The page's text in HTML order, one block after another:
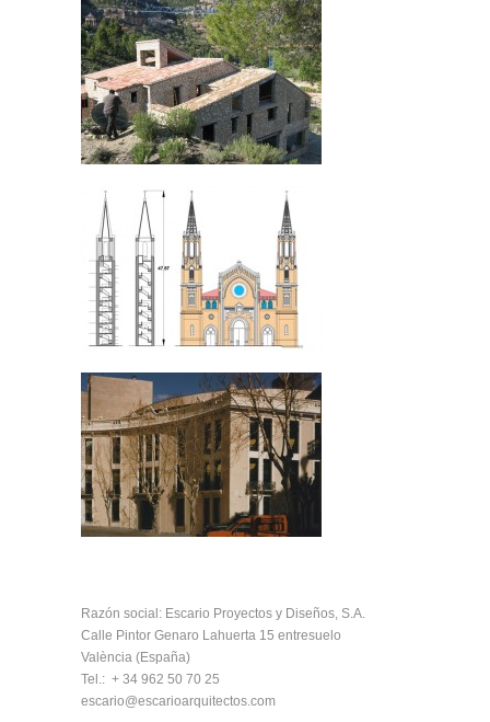
Razón social: Escario Proyectos y Diseños, S.A.
Calle Pintor Genaro Lahuerta 15 entresuelo
València (España)
Tel.: + 34 962 50 70 25
escario@escarioarquitectos.com